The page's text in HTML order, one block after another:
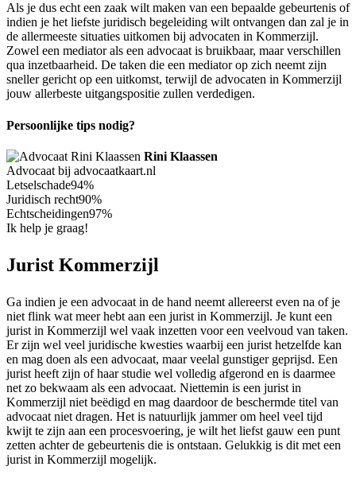
Als je dus echt een zaak wilt maken van een bepaalde gebeurtenis of
indien je het liefste juridisch begeleiding wilt ontvangen dan zal je in
de allermeeste situaties uitkomen bij advocaten in Kommerzijl.
Zowel een mediator als een advocaat is bruikbaar, maar verschillen
qua inzetbaarheid. De taken die een mediator op zich neemt zijn
sneller gericht op een uitkomst, terwijl de advocaten in Kommerzijl
jouw allerbeste uitgangspositie zullen verdedigen.
Persoonlijke tips nodig?
Rini Klaassen
Advocaat bij advocaatkaart.nl
Letselschade94%
Juridisch recht90%
Echtscheidingen97%
Ik help je graag!
Jurist Kommerzijl
Ga indien je een advocaat in de hand neemt allereerst even na of je
niet flink wat meer hebt aan een jurist in Kommerzijl. Je kunt een
jurist in Kommerzijl wel vaak inzetten voor een veelvoud van taken.
Er zijn wel veel juridische kwesties waarbij een jurist hetzelfde kan
en mag doen als een advocaat, maar veelal gunstiger geprijsd. Een
jurist heeft zijn of haar studie wel volledig afgerond en is daarmee
net zo bekwaam als een advocaat. Niettemin is een jurist in
Kommerzijl niet beëdigd en mag daardoor de beschermde titel van
advocaat niet dragen. Het is natuurlijk jammer om heel veel tijd
kwijt te zijn aan een procesvoering, je wilt het liefst gauw een punt
zetten achter de gebeurtenis die is ontstaan. Gelukkig is dit met een
jurist in Kommerzijl mogelijk.